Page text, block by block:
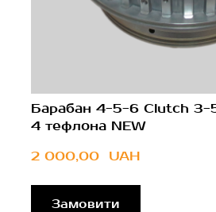
Барабан 4-5-6 Clutch 3-
4 тефлона NEW
2 000,00  UAH
Замовити